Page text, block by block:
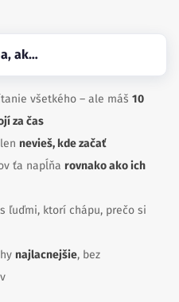
ak…
všetkého – ale máš 10
za čas
nevieš, kde začať
ťa napĺňa rovnako ako ich
ľuďmi, ktorí chápu, prečo si
najlacnejšie, bez